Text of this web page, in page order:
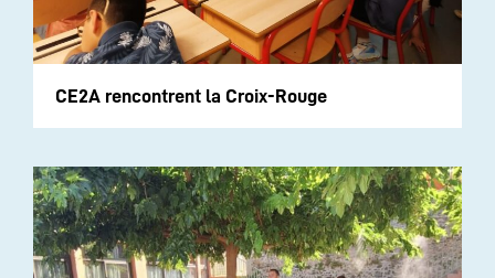
CE2A rencontrent la Croix-Rouge